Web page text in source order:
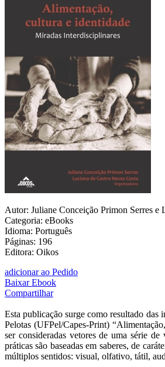
Autor: Juliane Conceição Primon Serres e
Categoria: eBooks
Idioma: Português
Páginas: 196
Editora: Oikos
adicionar ao Pedido
Baixar Ebook
Compartilhar
Esta publicação surge como resultado das
Pelotas (UFPel/Capes-Print)
ser consideradas vetores de uma série
práticas são baseadas em saberes, de
múltiplos sentidos: visual, olfativo, tátil,